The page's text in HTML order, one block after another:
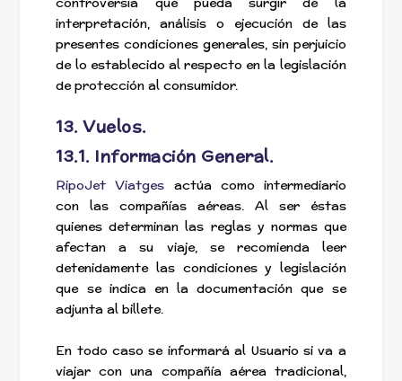
interpretación, análisis o ejecución de las
presentes condiciones generales, sin perjuicio
de lo establecido al respecto en la legislación
de protección al consumidor.
13. Vuelos.
13.1. Información General.
RipoJet Viatges actúa como intermediario
con las compañías aéreas. Al ser éstas
quienes determinan las reglas y normas que
afectan a su viaje, se recomienda leer
detenidamente las condiciones y legislación
que se indica en la documentación que se
adjunta al billete.
En todo caso se informará al Usuario si va a
viajar con una compañía aérea tradicional,